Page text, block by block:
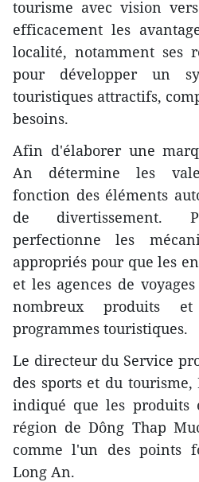
tourisme avec vision
efficacement les
localité, notamment ses
pour développer un
touristiques attractifs,
besoins.
Afin d'élaborer une
An détermine les
fonction des éléments
de divertissement.
perfectionne les
appropriés pour que les
et les agences de
nombreux produits
programmes touristiques.
Le directeur du Service
des sports et du
indiqué que les produits
région de Dông Thap
comme l'un des points
Long An.